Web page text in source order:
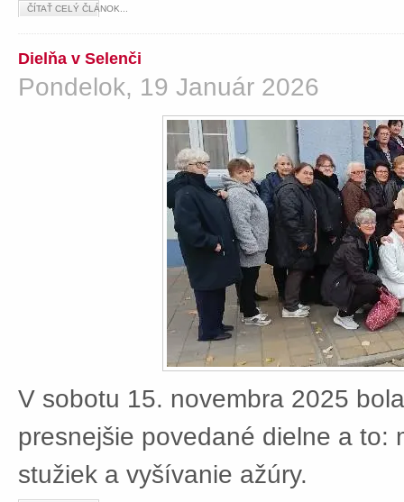
ČÍTAŤ CELÝ ČLÁNOK...
Dielňa v Selenči
Pondelok, 19 Január 2026
V sobotu 15. novembra 2025
presnejšie povedané dielne a to:
stužiek a vyšívanie ažúry.